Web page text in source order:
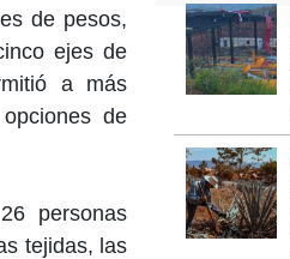
de pesos,
ejes de
a más
de
personas
tejidas, las